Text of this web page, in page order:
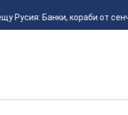
Русия: Банки, кораби от